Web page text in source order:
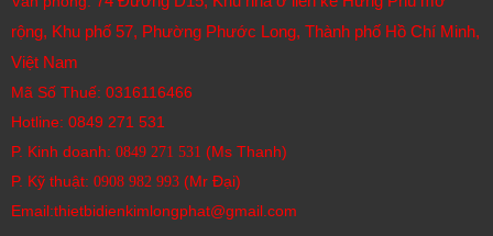
rộng, Khu phố 57, Phường Phước Long, Thành phố Hồ Chí Minh,
Việt Nam
Mã Số Thuế: 0316116466
Hotline: 0849 271 531
P. Kinh doanh: 0849 271 531 (Ms Thanh)
P. Kỹ thuật: 0908 982 993​ (Mr Đại)
Email:thietbidienkimlongphat@gmail.com